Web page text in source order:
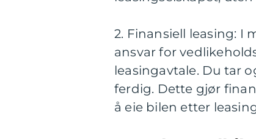
2. Finansiell leasing: I
ansvar for
leasingavtale. Du tar
ferdig. Dette gjør
å eie bilen etter